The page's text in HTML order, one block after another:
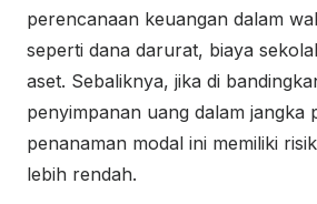
perencanaan keuangan dalam
seperti dana darurat, biaya
aset. Sebaliknya, jika di
penyimpanan uang dalam jangka
penanaman modal ini memiliki
lebih rendah.